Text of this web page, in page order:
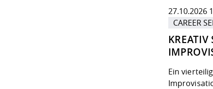
27.10.2026
CAREER
Ein